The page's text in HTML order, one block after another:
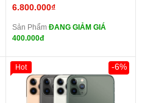
6.800.000₫
Sản Phẩm ĐANG GIẢM GIÁ
400.000đ
-6%
Hot